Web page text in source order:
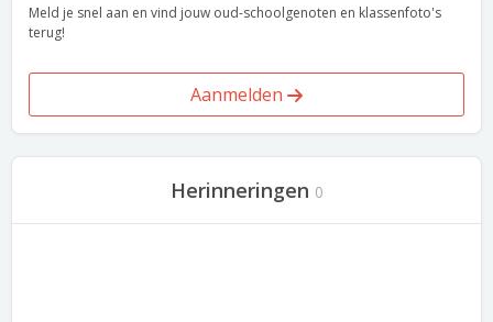
Meld je snel aan en vind jouw oud-schoolgenoten en klassenfoto's
terug!
Aanmelden
Herinneringen 0